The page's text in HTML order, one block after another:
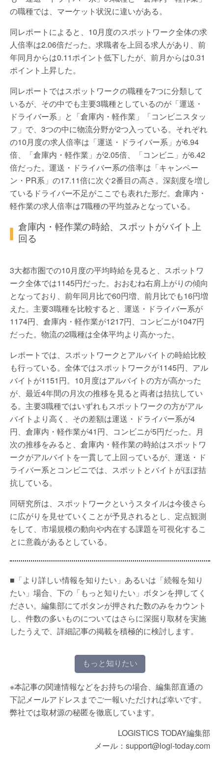
の職種では、マーケット状況に違いがある。
同レポートによると、10月度のスポットワーク全体の求
人倍率は2.06倍だった。求職者を上回る求人があり、前
年同月からは0.11ポイント低下したが、前月からは0.31
ポイント上昇した。
同レポートではスポットワークの職種を7つに分類して
いるが、その中でも主要3職種としているのが「運送・
ドライバー系」と「倉庫内・軽作業」「コンビニスタッ
フ」で、3つの中に物流分野が2つ入っている。それぞれ
の10月度の求人倍率は「運送・ドライバー系」が6.94
倍、「倉庫内・軽作業」が2.05倍、「コンビニ」が6.42
倍だった。運送・ドライバー系の倍率は「キャンペー
ン・PR系」の17.11倍に次ぐ2番目の高さ。深刻度を増し
ているドライバー不足がここでも表れた形だ。倉庫内・
軽作業の求人倍率は7職種の平均並みとなっている。
倉庫内・軽作業の時給、スポットがバイト上
回る
3大都市圏での10月度の平均時給を見ると、スポットワ
ーク全体では1145円だった。おおむね右肩上がりの傾向
となっており、前年同月比で60円増、前月比でも16円増
えた。主要3職種を比較すると、運送・ドライバー系が
1174円、倉庫内・軽作業が1217円、コンビニが1047円
だった。物流の2職種は全体平均より高かった。
レポートでは、スポットワークとアルバイトの時給比較
も行っている。全体ではスポットワークが1145円、アル
バイトが1151円。10月度はアルバイトの方が高かった
が、最近4年間の月次の推移を見ると両者は拮抗してい
る。主要3職種ではいずれもスポットワークの方がアル
バイトより高く、その差額は運送・ドライバー系が4
円、倉庫内・軽作業が41円、コンビニが5円だった。月
次の推移をみると、倉庫内・軽作業の時給はスポットワ
ークがアルバイトを一貫して上回っているが、運送・ド
ライバー系とコンビニでは、スポットとバイトがほぼ拮
抗している。
同研究所は、スポットワークというスタイルは今後さら
に広がりを見せていくことが予見されるとし、定点観測
をして、市場規模の動向や内在する課題を可視化するこ
とに意義があるとしている。
■「より詳しい情報を知りたい」あるいは「続報を知り
たい」場合、下の「もっと知りたい」ボタンを押してく
ださい。編集部にてボタンが押された数のみをカウント
し、件数の多いものについてはさらに深掘り取材を実施
したうえで、詳細記事の掲載を積極的に検討します。
もっと知りたい
※本記事の関連情報などをお持ちの場合、編集部直通の
下記メールアドレスまでご一報いただければ幸いです。
弊社では取材源の秘匿を徹底しています。
LOGISTICS TODAY編集部
メール：support@logi-today.com